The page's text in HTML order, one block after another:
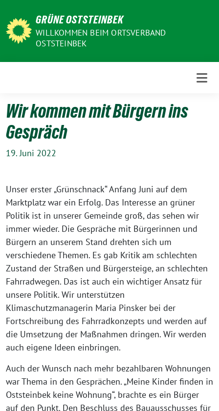
zum
Inhalt
GRÜNE OSTSTEINBEK
WILLKOMMEN BEIM ORTSVERBAND
OSTSTEINBEK
Wir kommen mit Bürgern ins
Gespräch
19. Juni 2022
Unser erster „Grünschnack“ Anfang Juni auf dem
Marktplatz war ein Erfolg. Das Interesse an grüner
Politik ist in unserer Gemeinde groß, das sehen wir
immer wieder. Die Gespräche mit Bürgerinnen und
Bürgern an unserem Stand drehten sich um
verschiedene Themen. Es gab Kritik am schlechten
Zustand der Straßen und Bürgersteige, an schlechten
Fahrradwegen. Das ist auch ein wichtiger Ansatz für
unsere Politik. Wir unterstützen
Klimaschutzmanagerin Maria Pinsker bei der
Fortschreibung des Fahrradkonzepts und werden auf
die Umsetzung der Maßnahmen dringen. Wir werden
auch eigene Ideen einbringen.
Auch der Wunsch nach mehr bezahlbaren Wohnungen
war Thema in den Gesprächen. „Meine Kinder finden in
Oststeinbek keine Wohnung“, brachte es ein Bürger
auf den Punkt. Den Beschluss des Bauausschusses für